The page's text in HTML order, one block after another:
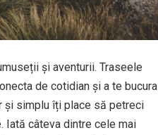
și aventurii. Traseele
de cotidian și a te bucura
și simplu îți place să petreci
Iată câteva dintre cele mai